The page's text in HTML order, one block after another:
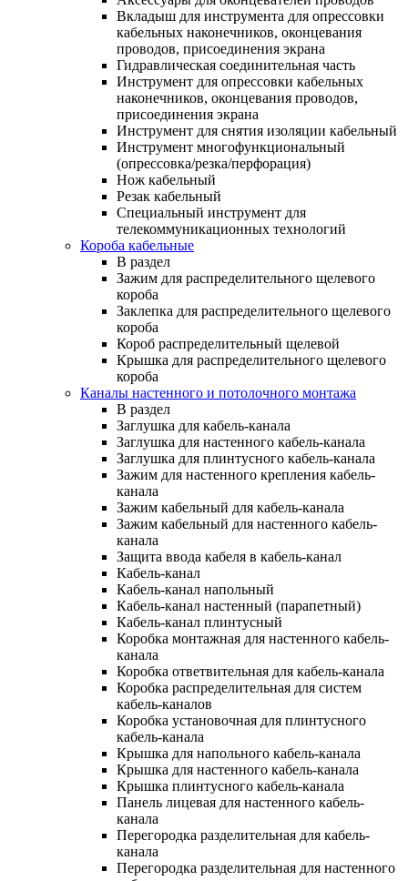
Вкладыш для инструмента для опрессовки
кабельных наконечников, оконцевания
проводов, присоединения экрана
Гидравлическая соединительная часть
Инструмент для опрессовки кабельных
наконечников, оконцевания проводов,
присоединения экрана
Инструмент для снятия изоляции кабельный
Инструмент многофункциональный
(опрессовка/резка/перфорация)
Нож кабельный
Резак кабельный
Специальный инструмент для
телекоммуникационных технологий
Короба кабельные
В раздел
Зажим для распределительного щелевого
короба
Заклепка для распределительного щелевого
короба
Короб распределительный щелевой
Крышка для распределительного щелевого
короба
Каналы настенного и потолочного монтажа
В раздел
Заглушка для кабель-канала
Заглушка для настенного кабель-канала
Заглушка для плинтусного кабель-канала
Зажим для настенного крепления кабель-
канала
Зажим кабельный для кабель-канала
Зажим кабельный для настенного кабель-
канала
Защита ввода кабеля в кабель-канал
Кабель-канал
Кабель-канал напольный
Кабель-канал настенный (парапетный)
Кабель-канал плинтусный
Коробка монтажная для настенного кабель-
канала
Коробка ответвительная для кабель-канала
Коробка распределительная для систем
кабель-каналов
Коробка установочная для плинтусного
кабель-канала
Крышка для напольного кабель-канала
Крышка для настенного кабель-канала
Крышка плинтусного кабель-канала
Панель лицевая для настенного кабель-
канала
Перегородка разделительная для кабель-
канала
Перегородка разделительная для настенного